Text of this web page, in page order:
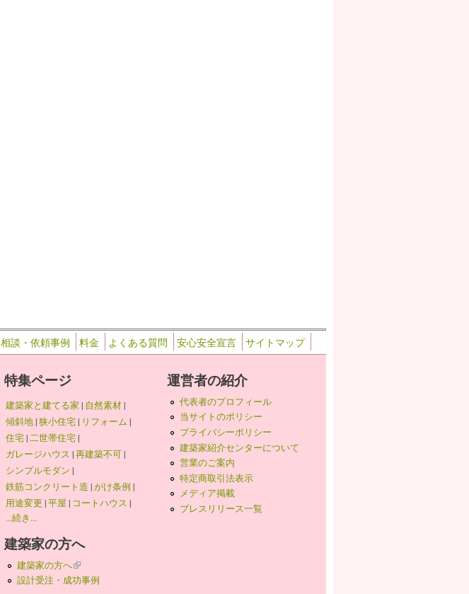
相談・依頼事例 料金 よくある質問 安心安全宣言 サイトマップ
特集ページ
建築家と建てる家 | 自然素材|
傾斜地|狭小住宅| リフォーム |
住宅|二世帯住宅|
ガレージハウス |再建築不可|
シンプルモダン |
鉄筋コンクリート造 |がけ条例 |
用途変更 |平屋 | コートハウス |
...続き...
建築家の方へ
建築家の方へ(link is external)
設計受注・成功事例
運営者の紹介
代表者のプロフィール
当サイトのポリシー
プライバシーポリシー
建築家紹介センターについて
営業のご案内
特定商取引法表示
メディア掲載
プレスリリース一覧